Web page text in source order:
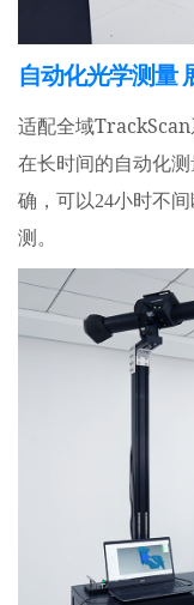
自动化光学测量
适配全域TrackScan
在长时间的自动化
确，可以24小时不
测。